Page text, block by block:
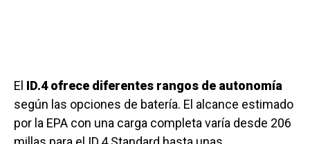
El ID.4 ofrece diferentes rangos de autonomía
según las opciones de batería. El alcance estimado
por la EPA con una carga completa varía desde 206